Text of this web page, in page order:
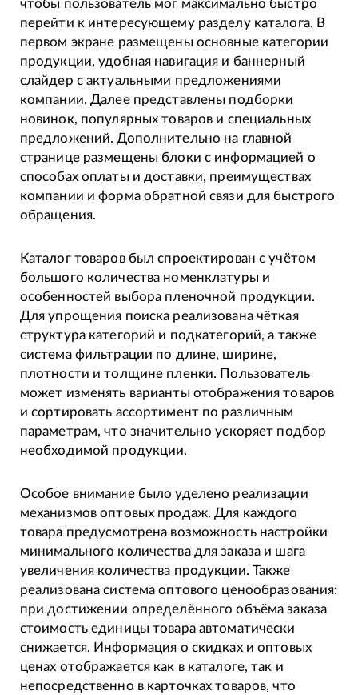
чтобы пользователь мог максимально быстро
перейти к интересующему разделу каталога. В
первом экране размещены основные категории
продукции, удобная навигация и баннерный
слайдер с актуальными предложениями
компании. Далее представлены подборки
новинок, популярных товаров и специальных
предложений. Дополнительно на главной
странице размещены блоки с информацией о
способах оплаты и доставки, преимуществах
компании и форма обратной связи для быстрого
обращения.
Каталог товаров был спроектирован с учётом
большого количества номенклатуры и
особенностей выбора пленочной продукции.
Для упрощения поиска реализована чёткая
структура категорий и подкатегорий, а также
система фильтрации по длине, ширине,
плотности и толщине пленки. Пользователь
может изменять варианты отображения товаров
и сортировать ассортимент по различным
параметрам, что значительно ускоряет подбор
необходимой продукции.
Особое внимание было уделено реализации
механизмов оптовых продаж. Для каждого
товара предусмотрена возможность настройки
минимального количества для заказа и шага
увеличения количества продукции. Также
реализована система оптового ценообразования:
при достижении определённого объёма заказа
стоимость единицы товара автоматически
снижается. Информация о скидках и оптовых
ценах отображается как в каталоге, так и
непосредственно в карточках товаров, что